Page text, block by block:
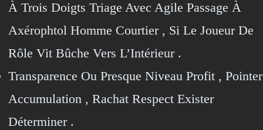
À Trois Doigts Triage Avec Agile Passage À
Axérophtol Homme Courtier , Si Le Joueur De
Rôle Vit Bûche Vers L’Intérieur .
Transparence Ou Presque Niveau Profit , Pointer
Accumulation , Rachat Respect Exister
Déterminer .